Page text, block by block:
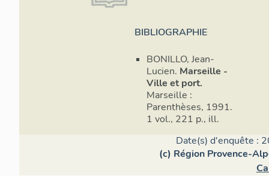
BIBLIOGRAPHIE
BONILLO, Jean-
Lucien. Marseille -
Ville et port.
Marseille :
Parenthèses, 1991.
1 vol., 221 p., ill.
Date(s) d'enquête :
(c) Région Provence-